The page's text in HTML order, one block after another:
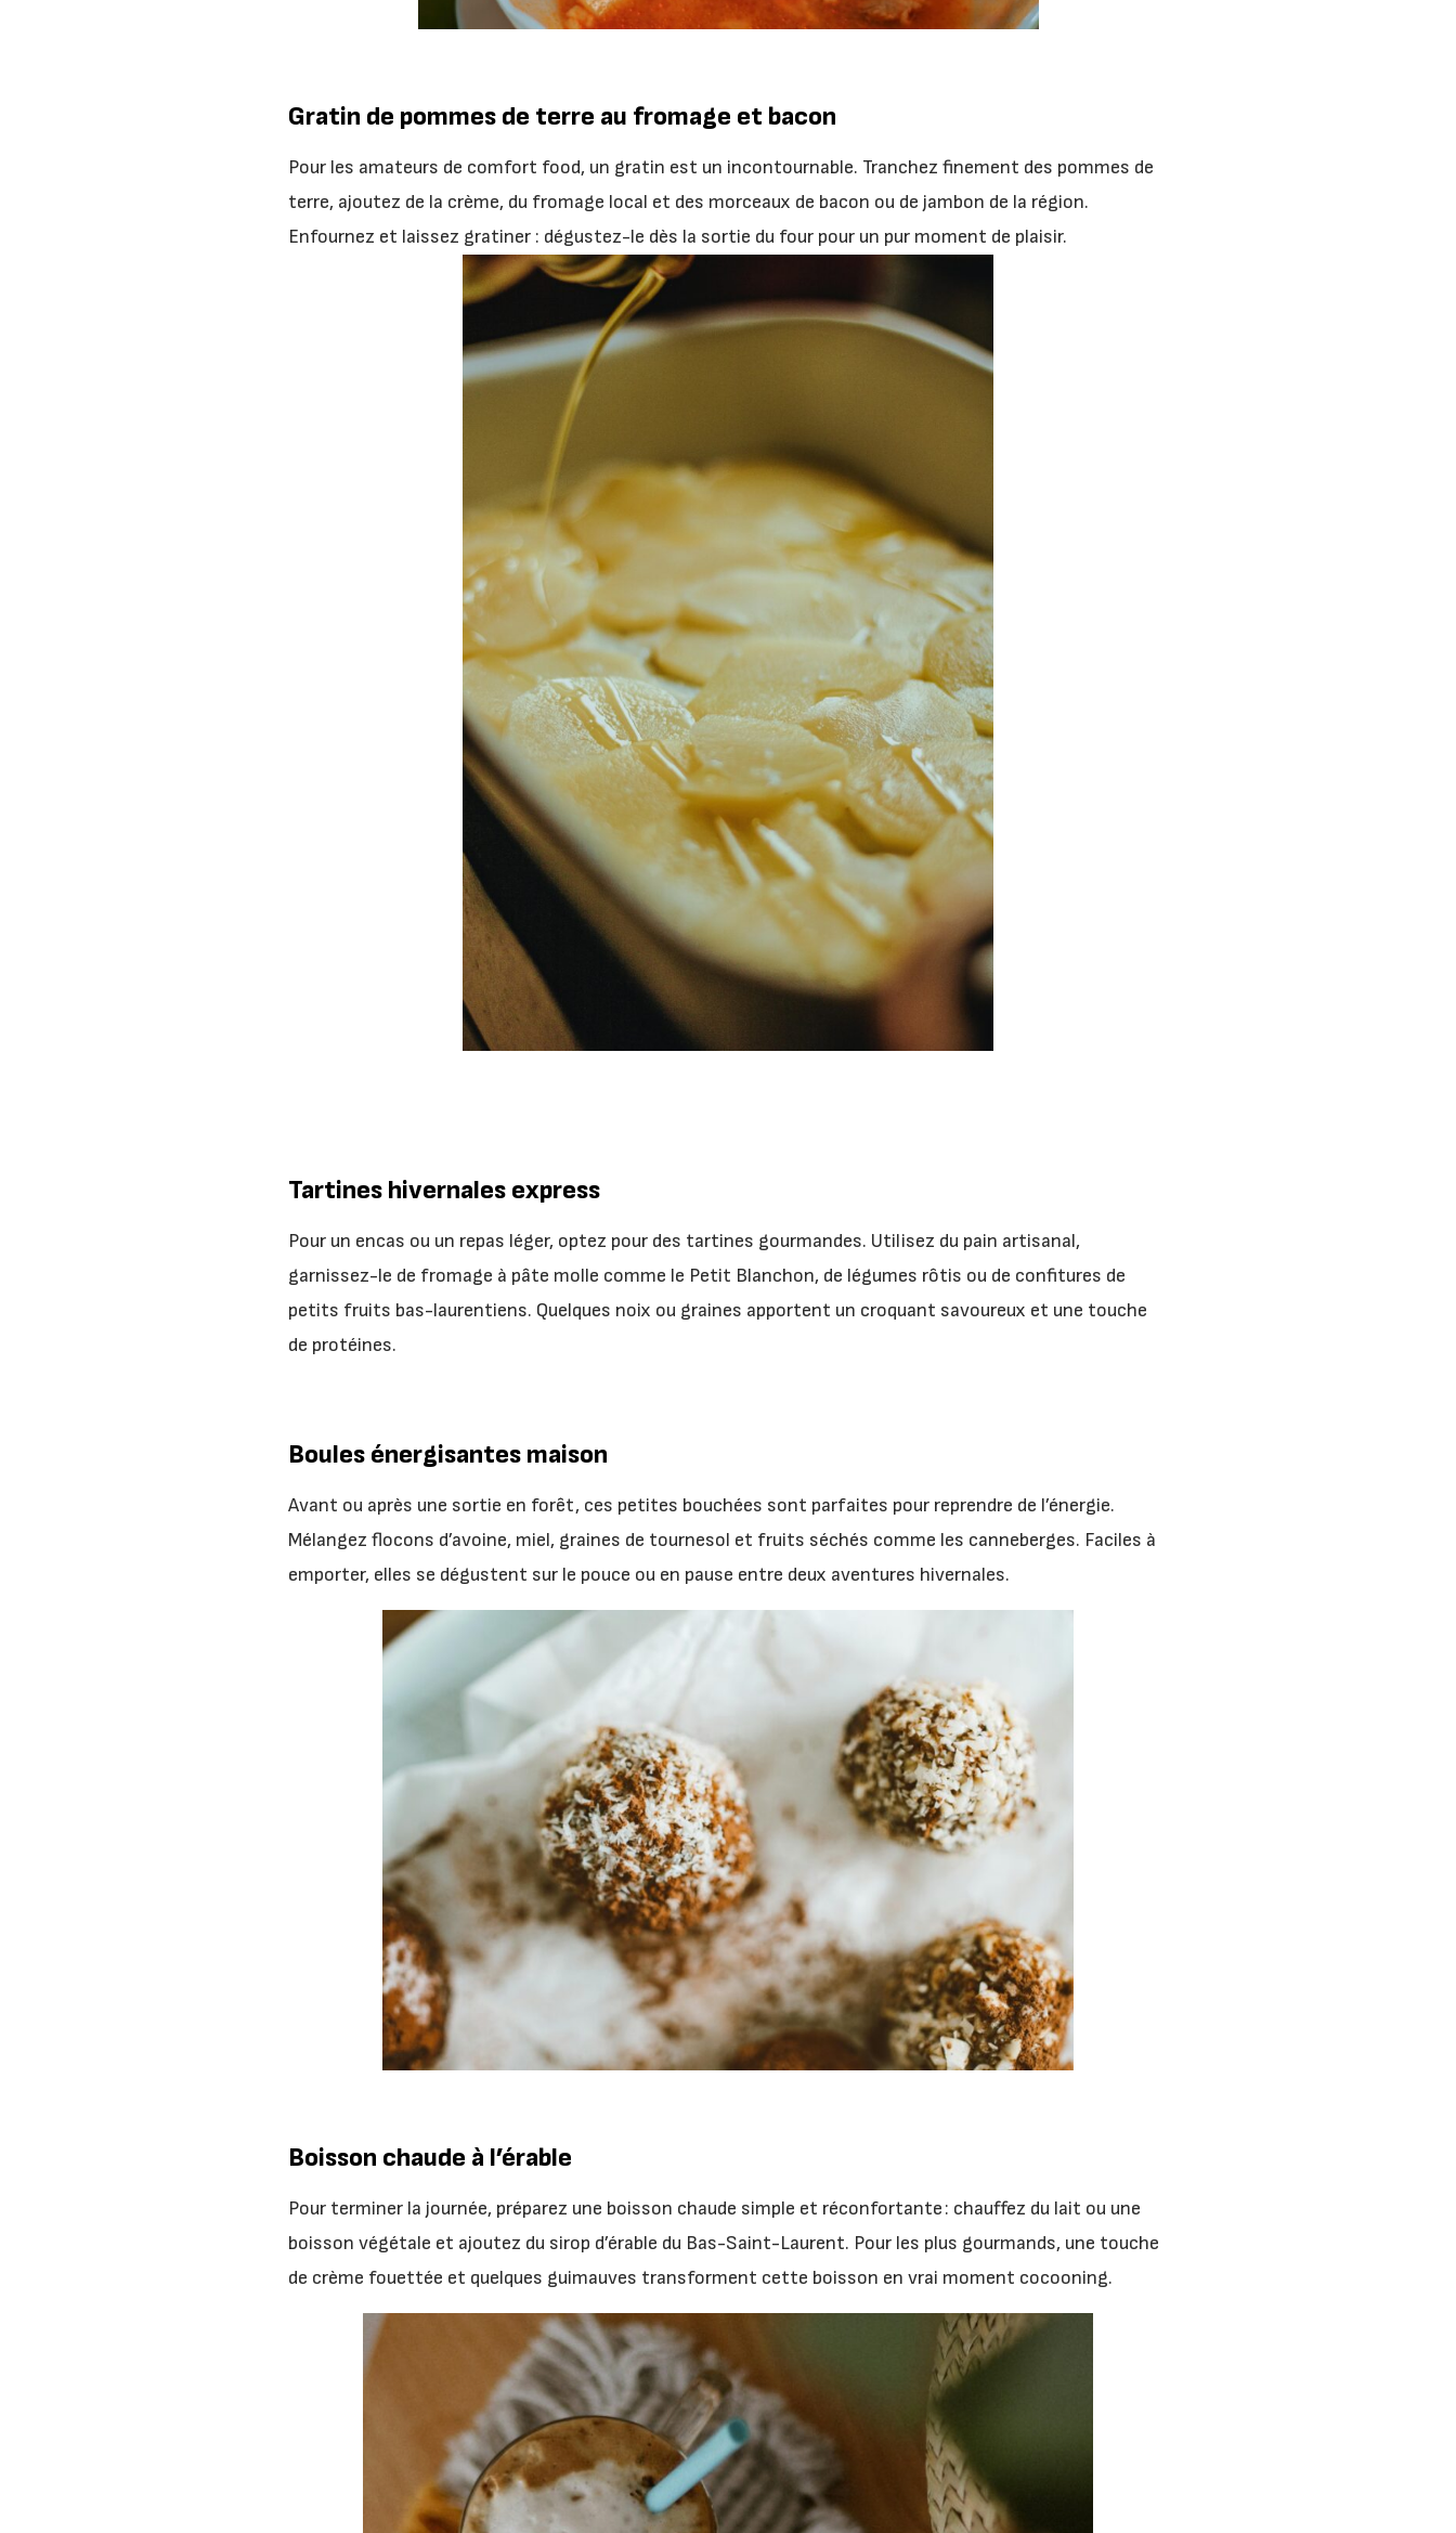
Gratin de pommes de terre au fromage et bacon
Pour les amateurs de comfort food, un gratin est un incontournable. Tranchez finement des pommes de
terre, ajoutez de la crème, du fromage local et des morceaux de bacon ou de jambon de la région.
Enfournez et laissez gratiner : dégustez-le dès la sortie du four pour un pur moment de plaisir.
Tartines hivernales express
Pour un encas ou un repas léger, optez pour des tartines gourmandes. Utilisez du pain artisanal,
garnissez-le de fromage à pâte molle comme le Petit Blanchon, de légumes rôtis ou de confitures de
petits fruits bas-laurentiens. Quelques noix ou graines apportent un croquant savoureux et une touche
de protéines.
Boules énergisantes maison
Avant ou après une sortie en forêt, ces petites bouchées sont parfaites pour reprendre de l’énergie.
Mélangez flocons d’avoine, miel, graines de tournesol et fruits séchés comme les canneberges. Faciles à
emporter, elles se dégustent sur le pouce ou en pause entre deux aventures hivernales.
Boisson chaude à l’érable
Pour terminer la journée, préparez une boisson chaude simple et réconfortante : chauffez du lait ou une
boisson végétale et ajoutez du sirop d’érable du Bas-Saint-Laurent. Pour les plus gourmands, une touche
de crème fouettée et quelques guimauves transforment cette boisson en vrai moment cocooning.